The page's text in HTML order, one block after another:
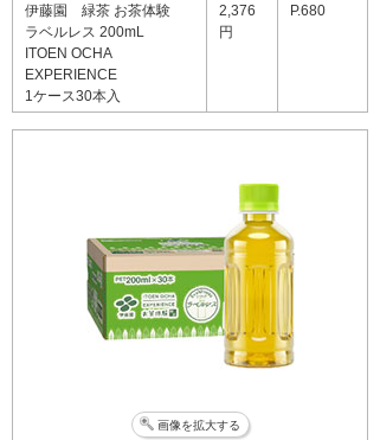
伊藤園 緑茶 お茶体験
ラベルレス 200mL
ITOEN OCHA
EXPERIENCE
1ケース30本入
2,376
円
P.680
画像を拡大する